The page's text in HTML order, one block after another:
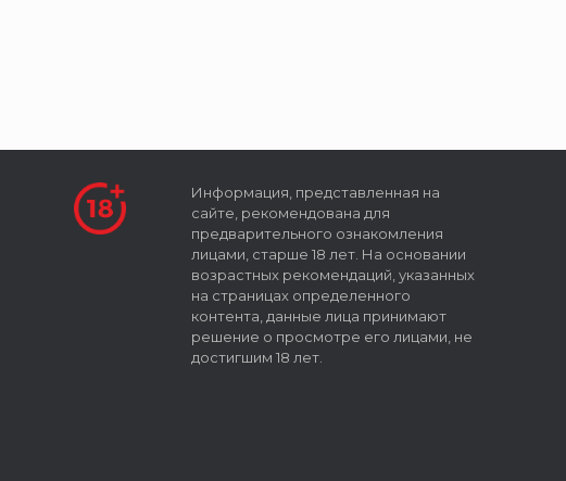
Информация, представленная на
сайте, рекомендована для
предварительного ознакомления
лицами, старше 18 лет. На основании
возрастных рекомендаций, указанных
на страницах определенного
контента, данные лица принимают
решение о просмотре его лицами, не
достигшим 18 лет.